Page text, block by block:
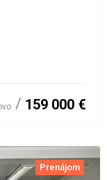
159 000 €
Prenájom